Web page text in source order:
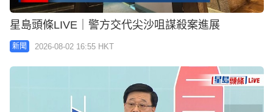
星島頭條LIVE｜警方交代尖沙咀謀殺案進展
新聞 2026-08-02 16:55 HKT